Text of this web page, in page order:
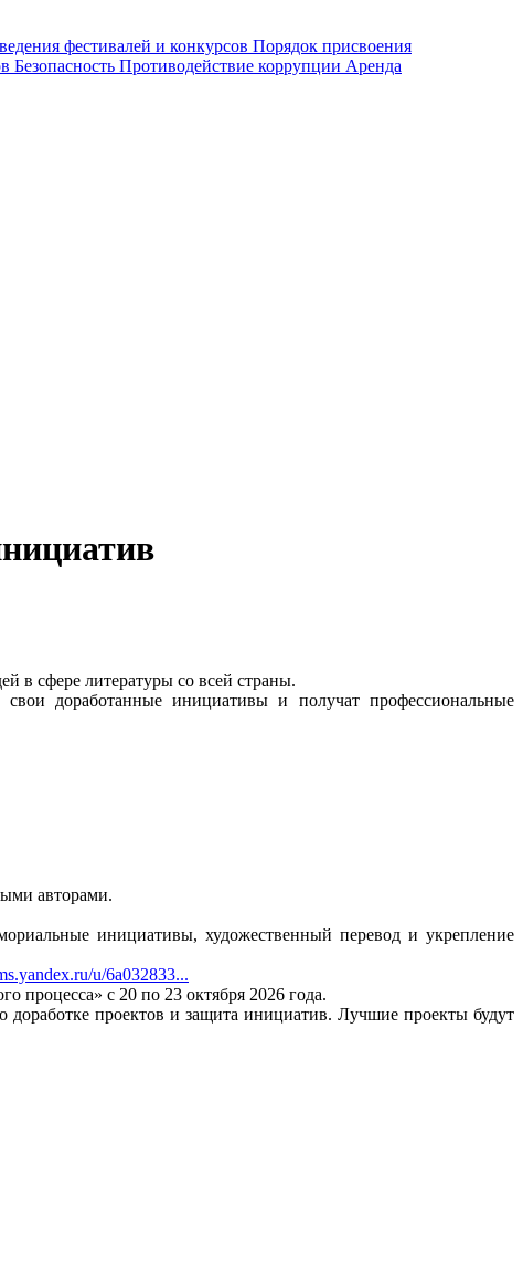
фестивалей и конкурсов Порядок присвоения
Безопасность Противодействие коррупции Аренда
в сфере литературы со всей страны.
доработанные инициативы и получат профессиональные
авторами.
инициативы, художественный перевод и укрепление
u/6a032833...
процесса» с 20 по 23 октября 2026 года.
проектов и защита инициатив. Лучшие проекты будут